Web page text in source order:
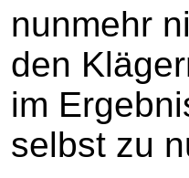
nunmehr
den
im
selbst zu